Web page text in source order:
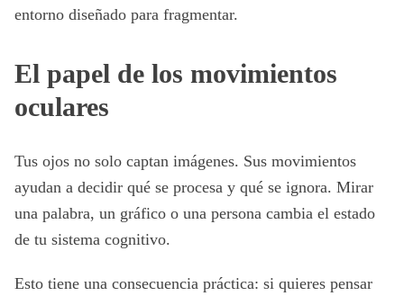
entorno diseñado para fragmentar.
El papel de los movimientos
oculares
Tus ojos no solo captan imágenes. Sus movimientos
ayudan a decidir qué se procesa y qué se ignora. Mirar
una palabra, un gráfico o una persona cambia el estado
de tu sistema cognitivo.
Esto tiene una consecuencia práctica: si quieres pensar